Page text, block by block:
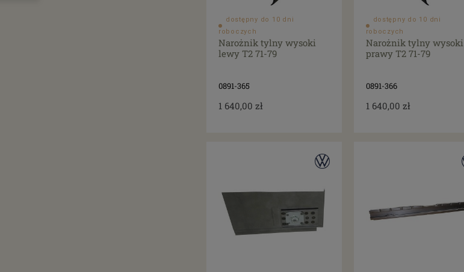
dostępny do 10 dni
roboczych
Narożnik tylny wysoki
lewy T2 71-79
0891-365
1 640,00 zł
dostępny do 10 dni
roboczych
Narożnik tylny wysoki
prawy T2 71-79
0891-366
1 640,00 zł